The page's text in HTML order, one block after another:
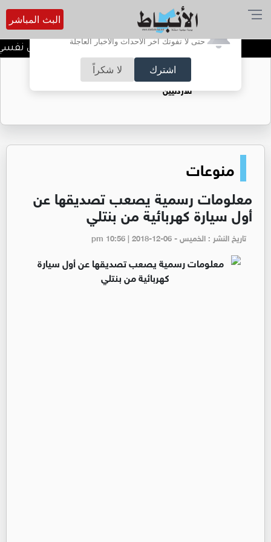
أترغب في تفعيل الإشعارات؟
حتى لا تفوتك آخر الأحداث والأخبار العاجلة
اشترك لا شكراً
البث المباشر
الضحك وقت الأزمات.. خلل نفسي
حقل الريشة حين يتحول الغاز إلى فرص عمل
للأردنيين
منوعات
معلومات رسمية يصعب تصديقها عن
أول سيارة كهربائية من بنتلي
تاريخ النشر : الخميس - pm 10:56 | 2018-12-06